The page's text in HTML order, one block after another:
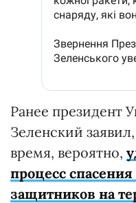
Ранее президент
Зеленский
время, вероятно,
процесс
защитников на